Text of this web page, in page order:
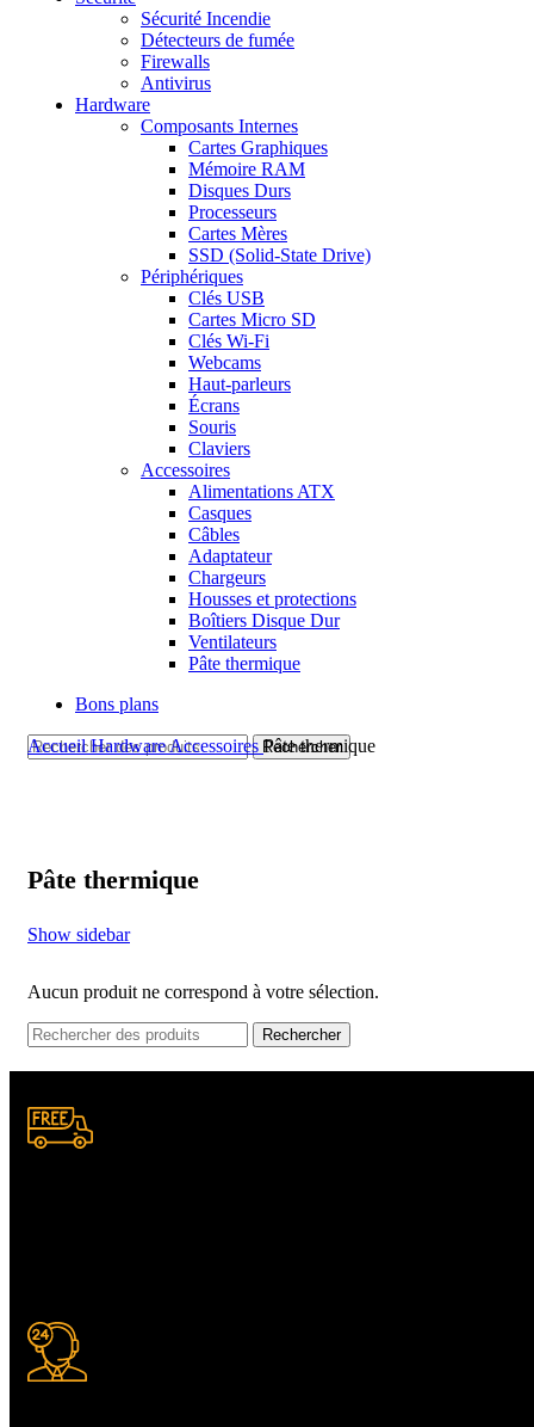
Sécurité Incendie
Détecteurs de fumée
Firewalls
Antivirus
Hardware
Composants Internes
Cartes Graphiques
Mémoire RAM
Disques Durs
Processeurs
Cartes Mères
SSD (Solid-State Drive)
Périphériques
Clés USB
Cartes Micro SD
Clés Wi-Fi
Webcams
Haut-parleurs
Écrans
Souris
Claviers
Accessoires
Alimentations ATX
Casques
Câbles
Adaptateur
Chargeurs
Housses et protections
Boîtiers Disque Dur
Ventilateurs
Pâte thermique
Bons plans
Rechercher
AccueilHardwareAccessoires Pâte thermique
Pâte thermique
Show sidebar
Aucun produit ne correspond à votre sélection.
Rechercher